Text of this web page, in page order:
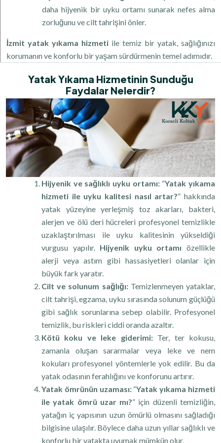
daha hijyenik bir uyku ortamı sunarak nefes alma
zorluğunu ve cilt tahrişini önler.
İzmit yatak yıkama hizmeti ile temiz bir yatak, sağlığınızı
korumanın ve konforlu bir yaşam sürdürmenin temel adımıdır.
Yatak Yıkama Hizmetinin Sunduğu
Faydalar Nelerdir?
Hijyenik ve sağlıklı uyku ortamı:“Yatak yıkama
hizmeti ile uyku kalitesi nasıl artar?” hakkında
yatak yüzeyine yerleşmiş toz akarları, bakteri,
alerjen ve ölü deri hücreleri profesyonel temizlikle
uzaklaştırılması ile uyku kalitesinin yükseldiği
vurgusu yapılır. Hijyenik uyku ortamıözellikle
alerji veya astım gibi hassasiyetleri olanlar için
büyük fark yaratır.
Cilt ve solunum sağlığı:Temizlenmeyen yataklar,
cilt tahrişi, egzama, uyku sırasında solunum güçlüğü
gibi sağlık sorunlarına sebep olabilir. Profesyonel
temizlik, bu riskleri ciddi oranda azaltır.
Kötü koku ve leke giderimi:Ter, ter kokusu,
zamanla oluşan sararmalar veya leke ve nem
kokuları profesyonel yöntemlerle yok edilir. Bu da
yatak odasının ferahlığını ve konforunu artırır.
Yatak ömrünün uzaması:“Yatak yıkama hizmeti
ile yatak ömrü uzar mı?” için düzenli temizliğin,
yatağın iç yapısının uzun ömürlü olmasını sağladığı
bilgisine ulaşılır. Böylece daha uzun yıllar sağlıklı ve
konforlu bir yatakta uyumak mümkün olur.